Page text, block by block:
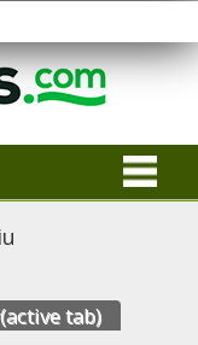
(active tab)